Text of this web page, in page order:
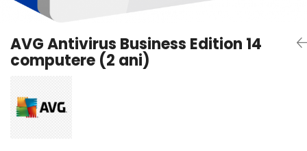
AVG Antivirus Business Edition 14
computere (2 ani)